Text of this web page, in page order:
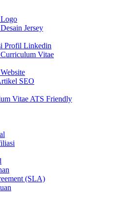
Logo
Jersey
Profil Linkedin
Vitae
SEO
Vitae ATS Friendly
(SLA)